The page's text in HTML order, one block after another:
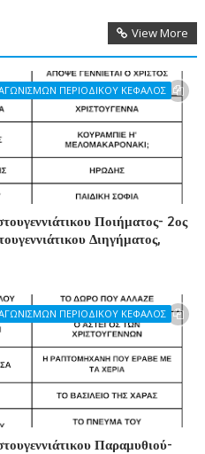
View More
ΠΕΡΙΟΔΙΚΟΥ ΚΕΦΑΛΟΣ
Ποιήματος- 2ος
Διηγήματος,
ΠΕΡΙΟΔΙΚΟΥ ΚΕΦΑΛΟΣ
Παραμυθιού-